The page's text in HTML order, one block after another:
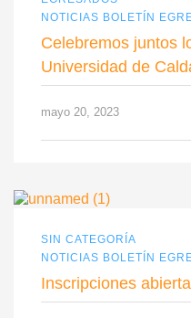
NOTICIAS BOLETÍN
Celebremos juntos
Universidad de
mayo 20, 2023
SIN CATEGORÍA
NOTICIAS BOLETÍN
Inscripciones